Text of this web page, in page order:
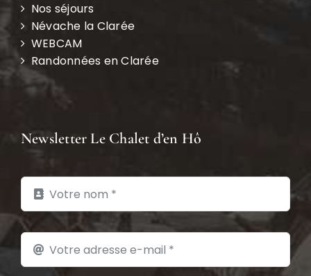
Nos séjours
Névache la Clarée
WEBCAM
Randonnées en Clarée
Newsletter Le Chalet d’en Hô